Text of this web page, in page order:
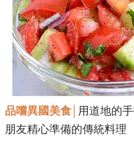
​品嚐異國美食│ 用道地的
朋友精心準備的傳統料理